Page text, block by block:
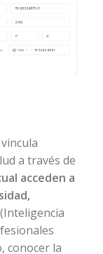
a través de
acceden a
conocer la